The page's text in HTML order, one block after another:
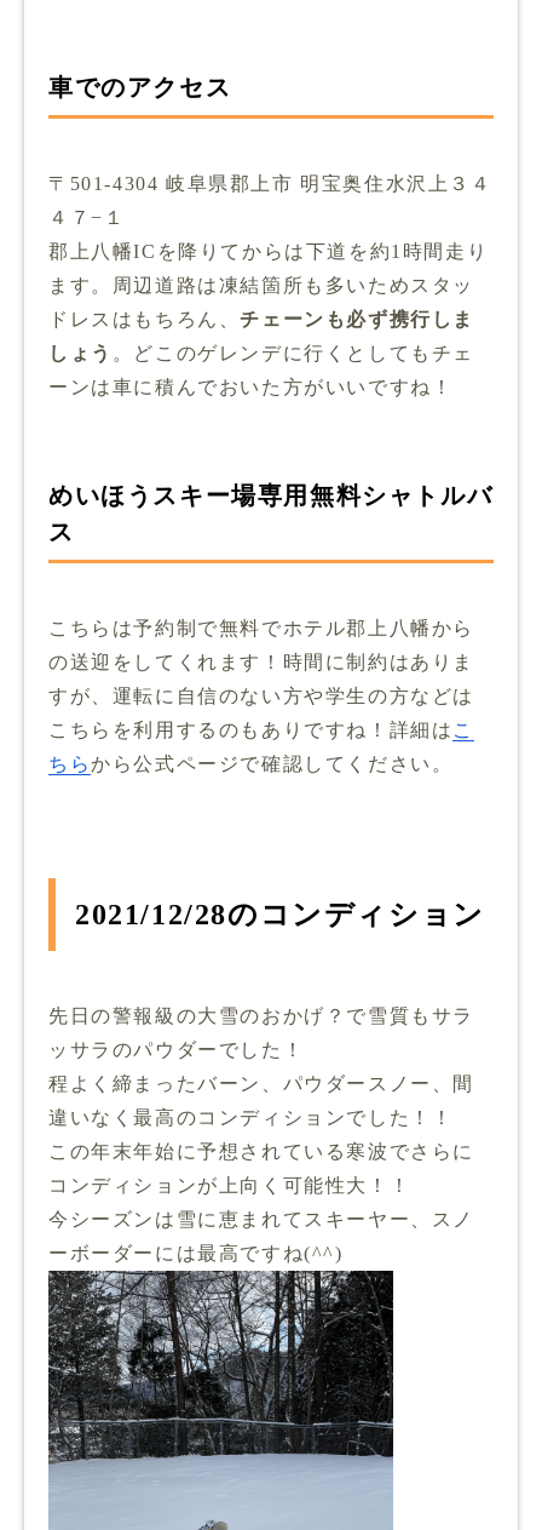
車でのアクセス
〒501-4304 岐阜県郡上市 明宝奥住水沢上３４
４７−１
郡上八幡ICを降りてからは下道を約1時間走り
ます。周辺道路は凍結箇所も多いためスタッ
ドレスはもちろん、チェーンも必ず携行しま
しょう 。どこのゲレンデに行くとしてもチェ
ーンは車に積んでおいた方がいいですね！
めいほうスキー場専用無料シャトルバ
ス
こちらは予約制で無料でホテル郡上八幡から
の送迎をしてくれます！時間に制約はありま
すが、運転に自信のない方や学生の方などは
こちらを利用するのもありですね！詳細は こ
ちらから公式ページで確認してください。
2021/12/28のコンディション
先日の警報級の大雪のおかげ？で雪質もサラ
ッサラのパウダーでした！
程よく締まったバーン、パウダースノー、間
違いなく最高のコンディションでした！！
この年末年始に予想されている寒波でさらに
コンディションが上向く可能性大！！
今シーズンは雪に恵まれてスキーヤー、スノ
ーボーダーには最高ですね(^^)